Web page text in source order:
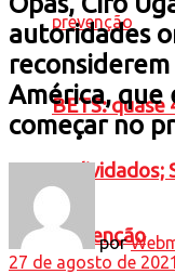
BETS:
endividados;
prevenção
autoridades
reconsiderem
América, que
começar no
por
27 de agosto de 2021